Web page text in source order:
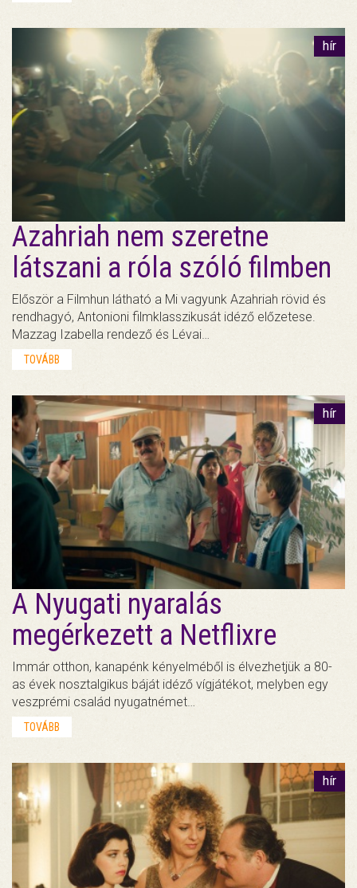
hír
Azahriah nem szeretne
látszani a róla szóló filmben
Először a Filmhun látható a Mi vagyunk Azahriah rövid és
rendhagyó, Antonioni filmklasszikusát idéző előzetese.
Mazzag Izabella rendező és Lévai…
TOVÁBB
hír
A Nyugati nyaralás
megérkezett a Netflixre
Immár otthon, kanapénk kényelméből is élvezhetjük a 80-
as évek nosztalgikus báját idéző vígjátékot, melyben egy
veszprémi család nyugatnémet…
TOVÁBB
hír